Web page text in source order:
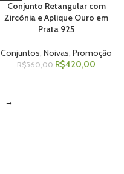
Conjunto Retangular com
Zircônia e Aplique Ouro em
Prata 925
Conjuntos, Noivas, Promoção
R$560,00 R$420,00
→